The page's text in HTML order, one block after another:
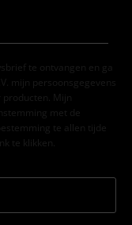
te ontvangen en ga
mijn persoonsgegevens
Mijn
met de
te allen tijde
te klikken.